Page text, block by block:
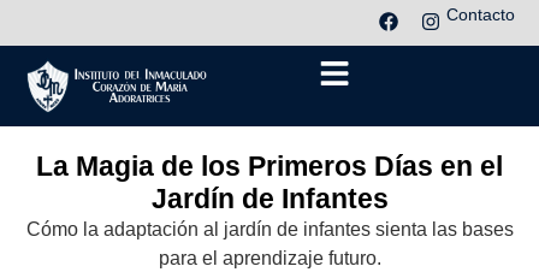
Contacto
La Magia de los Primeros Días en el
Jardín de Infantes
Cómo la adaptación al jardín de infantes sienta las bases
para el aprendizaje futuro.